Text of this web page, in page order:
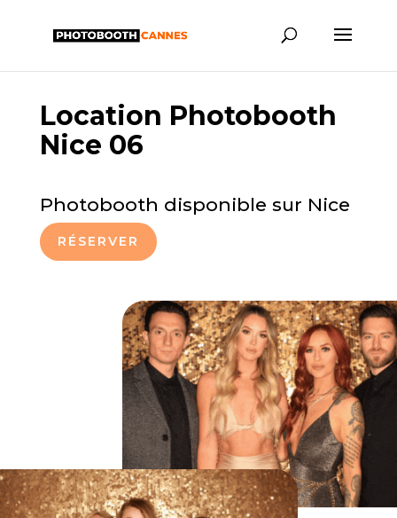
Location Photobooth
Nice 06
Photobooth disponible sur Nice
RÉSERVER